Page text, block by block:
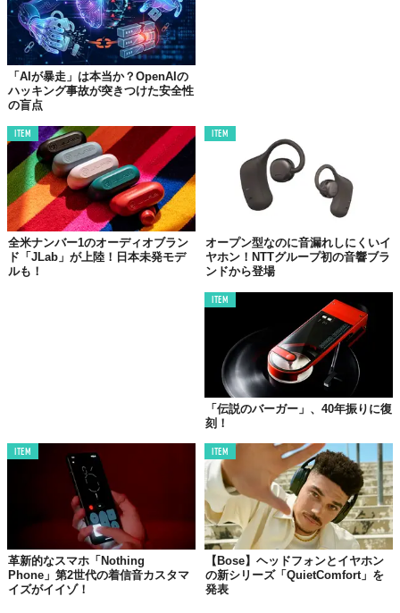
「AIが暴走」は本当か？OpenAIの
ハッキング事故が突きつけた安全性
の盲点
ITEM
全米ナンバー1のオーディオブラン
ド「JLab」が上陸！日本未発モデ
ルも！
ITEM
オープン型なのに音漏れしにくいイ
ヤホン！NTTグループ初の音響ブラ
ンドから登場
ITEM
「伝説のバーガー」、40年振りに復
刻！
ITEM
革新的なスマホ「Nothing
Phone」第2世代の着信音カスタマ
イズがイイゾ！
ITEM
【Bose】ヘッドフォンとイヤホン
の新シリーズ「QuietComfort」を
発表